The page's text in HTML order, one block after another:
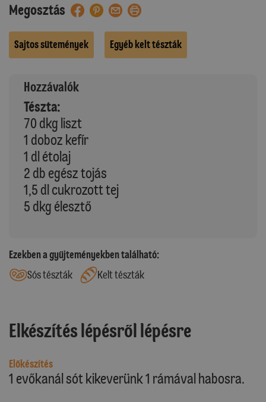
Megosztás
Sajtos sütemények Egyéb kelt tészták
Hozzávalók
Tészta:
70 dkg liszt
1 doboz kefír
1 dl étolaj
2 db egész tojás
1,5 dl cukrozott tej
5 dkg élesztő
Ezekben a gyűjteményekben található:
Sós tészták
Kelt tészták
Elkészítés lépésről lépésre
Előkészítés
1 evőkanál sót kikeverünk 1 rámával habosra.